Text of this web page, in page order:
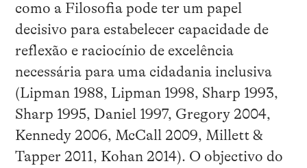
como a Filosofia pode ter um papel
decisivo para estabelecer capacidade de
reflexão e raciocínio de excelência
necessária para uma cidadania inclusiva
(Lipman 1988, Lipman 1998, Sharp 1993,
Sharp 1995, Daniel 1997, Gregory 2004,
Kennedy 2006, McCall 2009, Millett &
Tapper 2011, Kohan 2014). O objectivo do